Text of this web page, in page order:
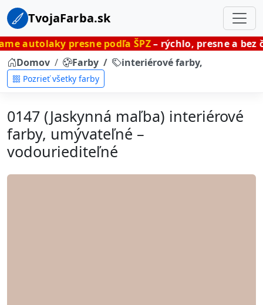
TvojaFarba.sk
presne podľa ŠPZ– rýchlo, presne a bez čakania.
Domov
Farby interiérové farby,
Pozrieť všetky farby
0147 (Jaskynná maľba) interiérové
farby, umývateľné –
vodouriediteľné